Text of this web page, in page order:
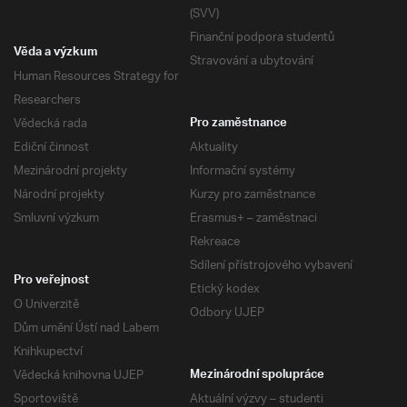
(SVV)
Finanční podpora studentů
Stravování a ubytování
Věda a výzkum
Human Resources Strategy for
Researchers
Vědecká rada
Ediční činnost
Mezinárodní projekty
Národní projekty
Smluvní výzkum
Pro zaměstnance
Aktuality
Informační systémy
Kurzy pro zaměstnance
Erasmus+ – zaměstnaci
Rekreace
Sdílení přístrojového vybavení
Etický kodex
Odbory UJEP
Pro veřejnost
O Univerzitě
Dům umění Ústí nad Labem
Knihkupectví
Vědecká knihovna UJEP
Sportoviště
Mezinárodní spolupráce
Aktuální výzvy – studenti